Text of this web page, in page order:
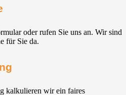
oder rufen Sie uns an. Wir sind
für Sie da.
kalkulieren wir ein faires